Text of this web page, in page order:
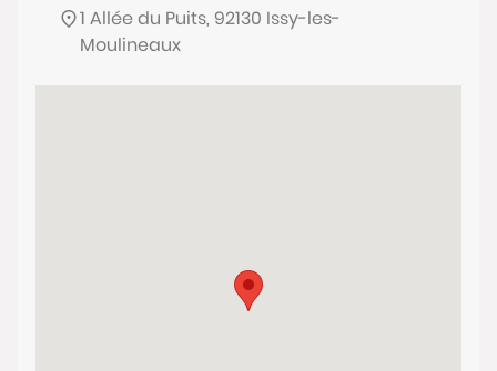
1 Allée du Puits, 92130 Issy-les-
Moulineaux